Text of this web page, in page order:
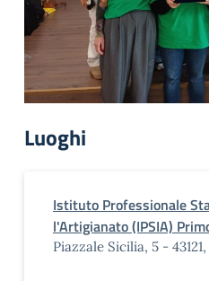
Luoghi
Istituto Professionale
l'Artigianato (IPSIA)
Piazzale Sicilia, 5 -